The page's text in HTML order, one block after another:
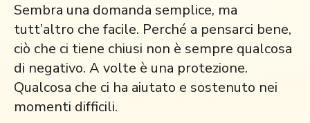
Sembra una domanda semplice, ma
tutt’altro che facile. Perché a pensarci bene,
ciò che ci tiene chiusi non è sempre qualcosa
di negativo. A volte è una protezione.
Qualcosa che ci ha aiutato e sostenuto nei
momenti difficili.